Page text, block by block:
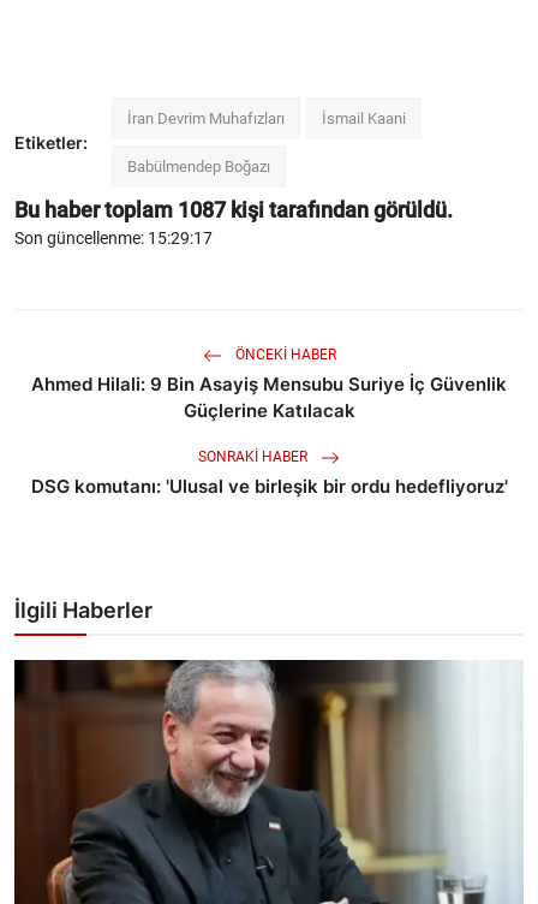
Etiketler:
İran Devrim Muhafızları İsmail Kaani
Babülmendep Boğazı
Bu haber toplam 1087kişi tarafından görüldü.
Son güncellenme: 15:29:17
ÖNCEKI HABER
Ahmed Hilali: 9 Bin Asayiş Mensubu Suriye İç Güvenlik
Güçlerine Katılacak
SONRAKI HABER
DSG komutanı: 'Ulusal ve birleşik bir ordu hedefliyoruz'
İlgili Haberler